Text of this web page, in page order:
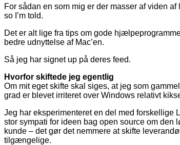
For sådan en som mig er der masser af viden
so I’m told.
Det er alt lige fra tips om gode
bedre udnyttelse af Mac’en.
Så jeg har signet up på deres feed.
Hvorfor skiftede jeg egentlig
Om mit eget skifte skal siges, at jeg som
grad er blevet irriteret over Windows relativt
Jeg har eksperimenteret en del med forskellige
stor sympati for ideen bag open source om den
kunde – det gør det nemmere at skifte
tilgængelige.